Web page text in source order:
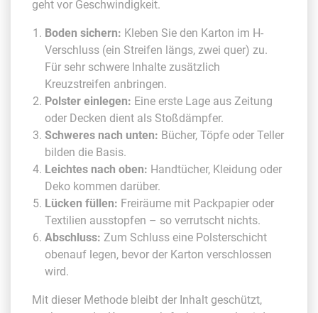
geht vor Geschwindigkeit.
Boden sichern: Kleben Sie den Karton im H-
Verschluss (ein Streifen längs, zwei quer) zu.
Für sehr schwere Inhalte zusätzlich
Kreuzstreifen anbringen.
Polster einlegen: Eine erste Lage aus Zeitung
oder Decken dient als Stoßdämpfer.
Schweres nach unten: Bücher, Töpfe oder Teller
bilden die Basis.
Leichtes nach oben: Handtücher, Kleidung oder
Deko kommen darüber.
Lücken füllen: Freiräume mit Packpapier oder
Textilien ausstopfen – so verrutscht nichts.
Abschluss: Zum Schluss eine Polsterschicht
obenauf legen, bevor der Karton verschlossen
wird.
Mit dieser Methode bleibt der Inhalt geschützt,